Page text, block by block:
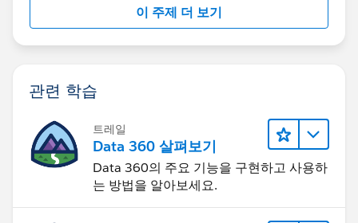
이 주제 더 보기
관련 학습
트레일
Data 360 살펴보기
Data 360의 주요 기능을 구현하고 사용하
는 방법을 알아보세요.